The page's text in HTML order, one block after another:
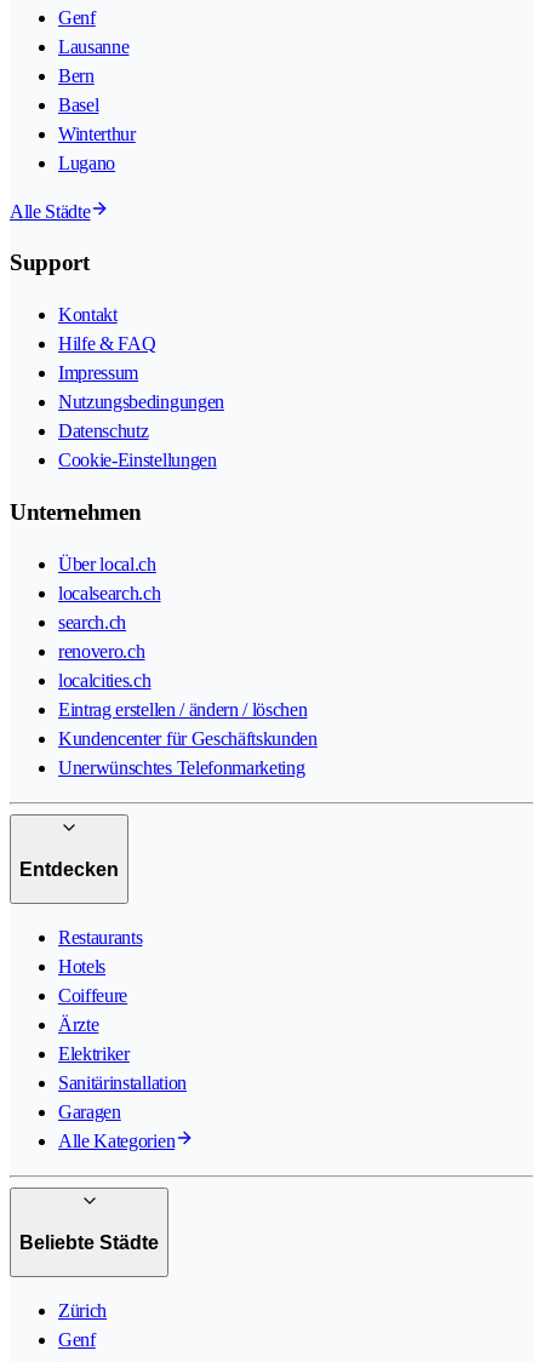
Genf
Lausanne
Bern
Basel
Winterthur
Lugano
Alle Städte
Support
Kontakt
Hilfe & FAQ
Impressum
Nutzungsbedingungen
Datenschutz
Cookie-Einstellungen
Unternehmen
Über local.ch
localsearch.ch
search.ch
renovero.ch
localcities.ch
Eintrag erstellen / ändern / löschen
Kundencenter für Geschäftskunden
Unerwünschtes Telefonmarketing
Entdecken
Restaurants
Hotels
Coiffeure
Ärzte
Elektriker
Sanitärinstallation
Garagen
Alle Kategorien
Beliebte Städte
Zürich
Genf